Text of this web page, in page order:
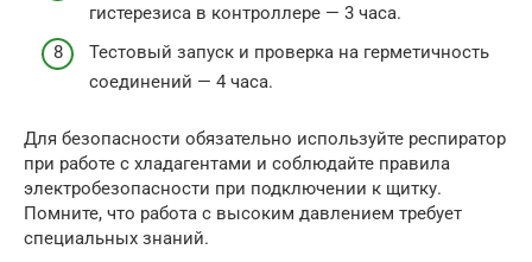
гистерезиса в контроллере — 3 часа.
Тестовый запуск и проверка на герметичность
соединений — 4 часа.
Для безопасности обязательно используйте респиратор
при работе с хладагентами и соблюдайте правила
электробезопасности при подключении к щитку.
Помните, что работа с высоким давлением требует
специальных знаний.